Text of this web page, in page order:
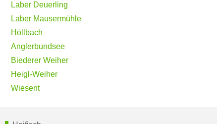
Laber Deuerling
Laber Mausermühle
Höllbach
Anglerbundsee
Biederer Weiher
Heigl-Weiher
Wiesent